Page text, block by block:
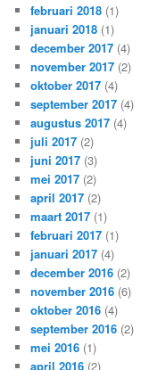
februari 2018 (1)
januari 2018 (1)
december 2017 (4)
november 2017 (2)
oktober 2017 (4)
september 2017 (4)
augustus 2017 (4)
juli 2017 (2)
juni 2017 (3)
mei 2017 (2)
april 2017 (2)
maart 2017 (1)
februari 2017 (1)
januari 2017 (4)
december 2016 (2)
november 2016 (6)
oktober 2016 (4)
september 2016 (2)
mei 2016 (1)
april 2016 (2)